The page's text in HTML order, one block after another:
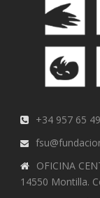
+34 957 65
OFICINA
14550 Montilla.